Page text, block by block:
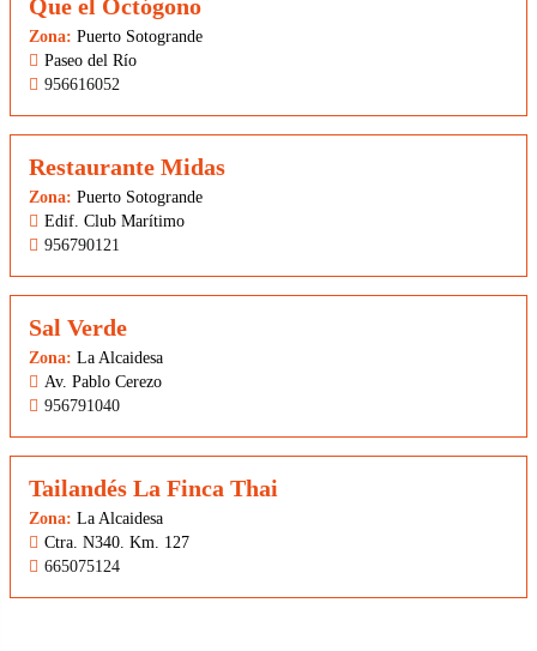
Que el Octógono
Zona: Puerto Sotogrande
Paseo del Río
956616052
Restaurante Midas
Zona: Puerto Sotogrande
Edif. Club Marítimo
956790121
Sal Verde
Zona: La Alcaidesa
Av. Pablo Cerezo
956791040
Tailandés La Finca Thai
Zona: La Alcaidesa
Ctra. N340. Km. 127
665075124